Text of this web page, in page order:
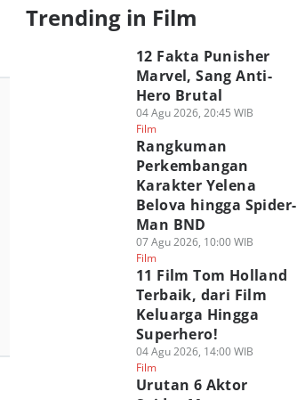
Trending in Film
12 Fakta Punisher
Marvel, Sang Anti-
Hero Brutal
04 Agu 2026, 20:45 WIB
Film
Rangkuman
Perkembangan
Karakter Yelena
Belova hingga Spider-
Man BND
07 Agu 2026, 10:00 WIB
Film
11 Film Tom Holland
Terbaik, dari Film
Keluarga Hingga
Superhero!
04 Agu 2026, 14:00 WIB
Film
Urutan 6 Aktor